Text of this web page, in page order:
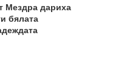
Мездра дариха
бялата